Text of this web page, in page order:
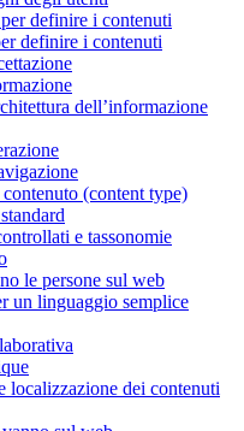
definire i contenuti
definire i contenuti
dell’informazione
(content type)
e tassonomie
le persone sul web
un linguaggio semplice
localizzazione dei contenuti